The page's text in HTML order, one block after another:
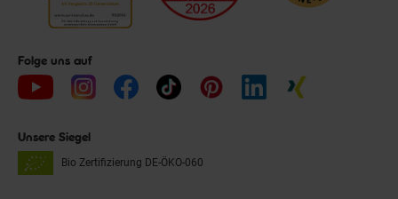
Folge uns auf
Unsere Siegel
Bio Zertifizierung DE-ÖKO-060